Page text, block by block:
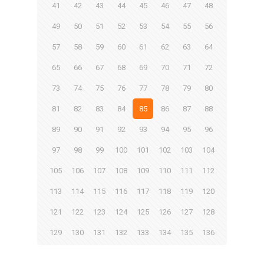
41 42 43 44 45 46 47 48
49 50 51 52 53 54 55 56
57 58 59 60 61 62 63 64
65 66 67 68 69 70 71 72
73 74 75 76 77 78 79 80
81 82 83 84 85 86 87 88
89 90 91 92 93 94 95 96
97 98 99 100 101 102 103 104
105 106 107 108 109 110 111 112
113 114 115 116 117 118 119 120
121 122 123 124 125 126 127 128
129 130 131 132 133 134 135 136